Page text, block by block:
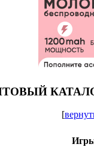
[